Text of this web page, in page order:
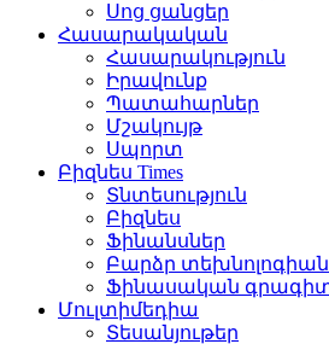
Սոց ցանցեր
Հասարակական
Հասարակություն
Իրավունք
Պատահարներ
Մշակույթ
Սպորտ
Բիզնես Times
Տնտեսություն
Բիզնես
Ֆինանսներ
Բարձր
Ֆինասական
Մուլտիմեդիա
Տեսանյութեր